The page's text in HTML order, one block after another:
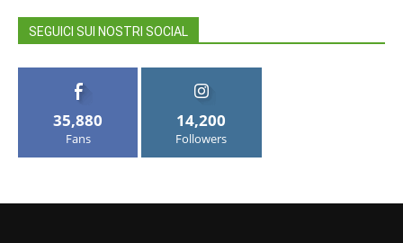
SEGUICI SUI NOSTRI SOCIAL
35,880
Fans
14,200
Followers